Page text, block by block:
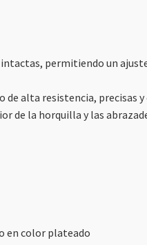
permitiendo un
de alta resistencia, precisas
de la horquilla y las
en color plateado